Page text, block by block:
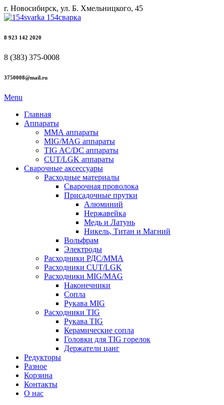
г. Новосибирск, ул. Б. Хмельницкого, 45
8 923 142 2020
8 (383) 375-0008
3750008@mail.ru
Menu
Главная
Аппараты
ММА аппараты
MIG/MAG аппараты
TIG AC/DC аппараты
CUT/LGK аппараты
Сварочные аксессуары
Расходные материалы
Сварочная проволока
Присадочные прутки
Алюминий
Нержавейка
Медь и Латунь
Никель, Титан и Магний
Вольфрам
Электроды
Расходники РДС/MMA
Расходники CUT/LGK
Расходники MIG/MAG
Наконечники
Сопла
Рукава MIG
Расходники TIG
Рукава TIG
Керамические сопла
Головки для TIG горелок
Держатели цанг
Редукторы
Разное
Корзина
Контакты
О нас